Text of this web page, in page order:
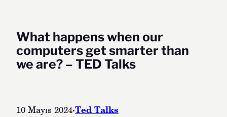
What happens when our
computers get smarter than
we are? – TED Talks
10 Mayıs 2024·Ted Talks